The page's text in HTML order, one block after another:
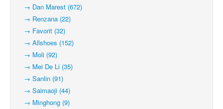
→ Dan Marest (672)
→ Renzana (22)
→ Favorit (32)
→ Allshoes (152)
→ Moli (92)
→ Mei De Li (35)
→ Sanlin (91)
→ Saimaoji (44)
→ Minghong (9)